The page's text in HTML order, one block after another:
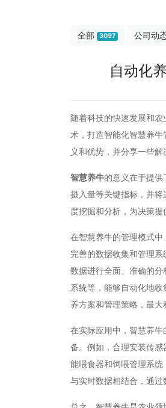
全部 3097 公司动
自动化
随着科技的快速发展和
术，打造智能化智慧养
义和优势，并分享一些
智慧养牛的意义在于提
摄入量等关键指标，并
度挖掘和分析，为决策提
在智慧养牛的管理模式
完善的数据收集和管理
数据进行全面、准确的
系统等，能够自动化地
养方案和管理策略，最大
在实际应用中，智慧养
备。例如，合理安装传
能喂食器和饲喂管理系
与实时数据相结合，通过